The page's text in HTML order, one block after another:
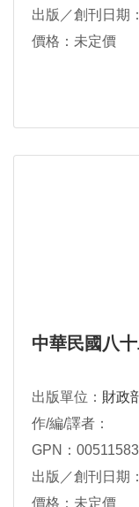
出版／創刊日期
價格：未定價
中華民國八
出版單位： 財政
作/編/譯者：
GPN：
出版／創刊日期
價格：未定價